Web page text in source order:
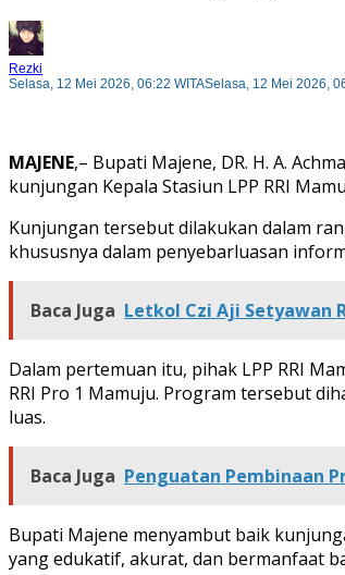
Rezki
Selasa, 12 Mei 2026, 06:22 WITASelasa, 12 Mei 2026,
MAJENE,– Bupati Majene, DR. H. A.
kunjungan Kepala Stasiun LPP RRI
Kunjungan tersebut dilakukan dalam
khususnya dalam penyebarluasan
Baca Juga Letkol Czi Aji Setyawan
Dalam pertemuan itu, pihak LPP RRI
RRI Pro 1 Mamuju. Program tersebut
luas.
Baca Juga Penguatan Pembinaan
Bupati Majene menyambut baik
yang edukatif, akurat, dan bermanfaat